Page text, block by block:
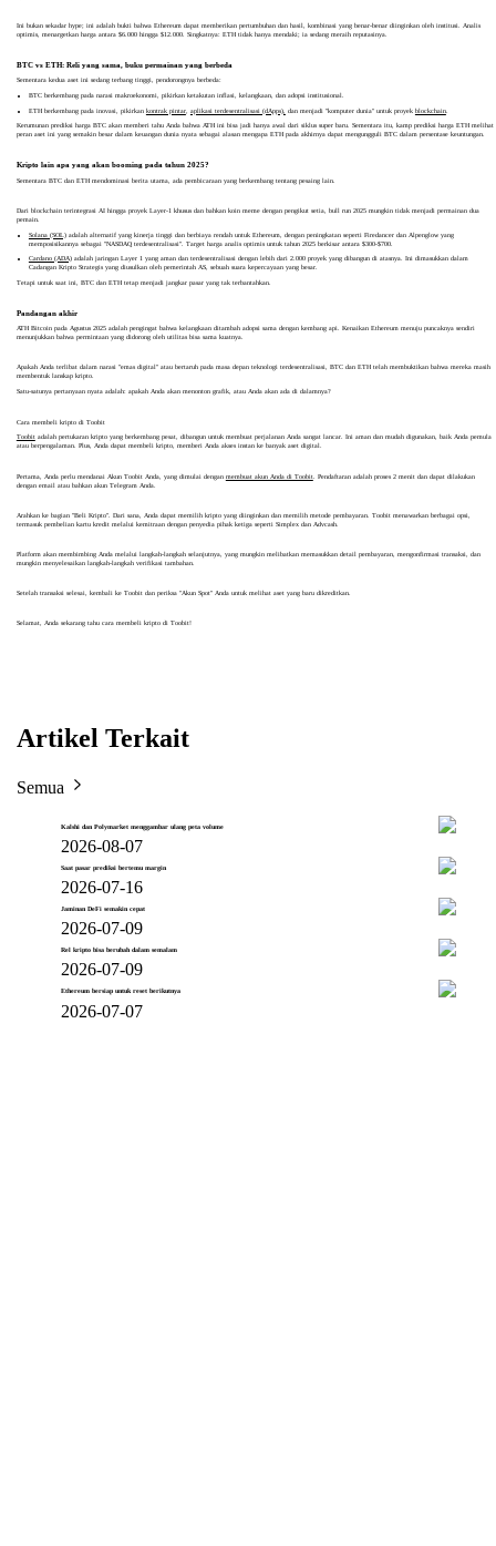
Ini bukan sekadar hype; ini adalah bukti bahwa Ethereum dapat memberikan pertumbuhan dan hasil, kombinasi yang benar-benar diinginkan oleh institusi. Analis
optimis, menargetkan harga antara $6.000 hingga $12.000. Singkatnya: ETH tidak hanya mendaki; ia sedang meraih reputasinya.
BTC vs ETH: Reli yang sama, buku permainan yang berbeda
Sementara kedua aset ini sedang terbang tinggi, pendorongnya berbeda:
BTC berkembang pada narasi makroekonomi, pikirkan ketakutan inflasi, kelangkaan, dan adopsi institusional.
ETH berkembang pada inovasi, pikirkan kontrak pintar, aplikasi terdesentralisasi (dApps), dan menjadi "komputer dunia" untuk proyek blockchain.
Kerumunan prediksi harga BTC akan memberi tahu Anda bahwa ATH ini bisa jadi hanya awal dari siklus super baru. Sementara itu, kamp prediksi harga ETH melihat
peran aset ini yang semakin besar dalam keuangan dunia nyata sebagai alasan mengapa ETH pada akhirnya dapat mengungguli BTC dalam persentase keuntungan.
Kripto lain apa yang akan booming pada tahun 2025?
Sementara BTC dan ETH mendominasi berita utama, ada pembicaraan yang berkembang tentang pesaing lain.
Dari blockchain terintegrasi AI hingga proyek Layer-1 khusus dan bahkan koin meme dengan pengikut setia, bull run 2025 mungkin tidak menjadi permainan dua
pemain.
Solana (SOL)adalah alternatif yang kinerja tinggi dan berbiaya rendah untuk Ethereum, dengan peningkatan seperti Firedancer dan Alpenglow yang
memposisikannya sebagai "NASDAQ terdesentralisasi". Target harga analis optimis untuk tahun 2025 berkisar antara $300-$700.
Cardano (ADA)adalah jaringan Layer 1 yang aman dan terdesentralisasi dengan lebih dari 2.000 proyek yang dibangun di atasnya. Ini dimasukkan dalam
Cadangan Kripto Strategis yang diusulkan oleh pemerintah AS, sebuah suara kepercayaan yang besar.
Tetapi untuk saat ini, BTC dan ETH tetap menjadi jangkar pasar yang tak terbantahkan.
Pandangan akhir
ATH Bitcoin pada Agustus 2025 adalah pengingat bahwa kelangkaan ditambah adopsi sama dengan kembang api. Kenaikan Ethereum menuju puncaknya sendiri
menunjukkan bahwa permintaan yang didorong oleh utilitas bisa sama kuatnya.
Apakah Anda terlibat dalam narasi "emas digital" atau bertaruh pada masa depan teknologi terdesentralisasi, BTC dan ETH telah membuktikan bahwa mereka masih
membentuk lanskap kripto.
Satu-satunya pertanyaan nyata adalah: apakah Anda akan menonton grafik, atau Anda akan ada di dalamnya?
Cara membeli kripto di Toobit
Toobitadalah pertukaran kripto yang berkembang pesat, dibangun untuk membuat perjalanan Anda sangat lancar. Ini aman dan mudah digunakan, baik Anda pemula
atau berpengalaman. Plus, Anda dapat membeli kripto, memberi Anda akses instan ke banyak aset digital.
Pertama, Anda perlu mendanai Akun Toobit Anda, yang dimulai dengan membuat akun Anda di Toobit. Pendaftaran adalah proses 2 menit dan dapat dilakukan
dengan email atau bahkan akun Telegram Anda.
Arahkan ke bagian "Beli Kripto". Dari sana, Anda dapat memilih kripto yang diinginkan dan memilih metode pembayaran. Toobit menawarkan berbagai opsi,
termasuk pembelian kartu kredit melalui kemitraan dengan penyedia pihak ketiga seperti Simplex dan Advcash.
Platform akan membimbing Anda melalui langkah-langkah selanjutnya, yang mungkin melibatkan memasukkan detail pembayaran, mengonfirmasi transaksi, dan
mungkin menyelesaikan langkah-langkah verifikasi tambahan.
Setelah transaksi selesai, kembali ke Toobit dan periksa "Akun Spot" Anda untuk melihat aset yang baru dikreditkan.
Selamat, Anda sekarang tahu cara membeli kripto di Toobit!
Artikel Terkait
Semua
Kalshi dan Polymarket menggambar ulang peta volume
2026-08-07
Saat pasar prediksi bertemu margin
2026-07-16
Jaminan DeFi semakin cepat
2026-07-09
Rel kripto bisa berubah dalam semalam
2026-07-09
Ethereum bersiap untuk reset berikutnya
2026-07-07